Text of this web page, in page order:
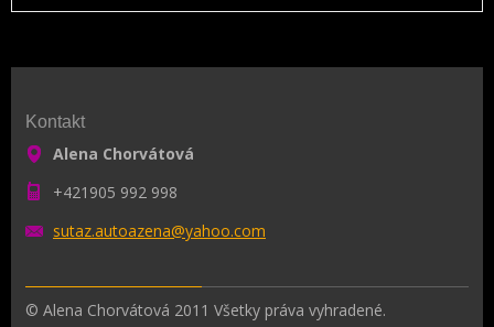
Kontakt
Alena Chorvátová
+421905 992 998
sutaz.autoazena@yahoo.com
© Alena Chorvátová 2011 Všetky práva vyhradené.